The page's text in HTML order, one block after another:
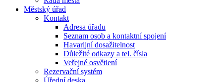
Městský úřad
Kontakt
Adresa úřadu
Seznam osob a kontaktní spojení
Havarijní dosažitelnost
Důležité odkazy a tel. čísla
Veřejné osvětlení
Rezervační systém
Úřední deska